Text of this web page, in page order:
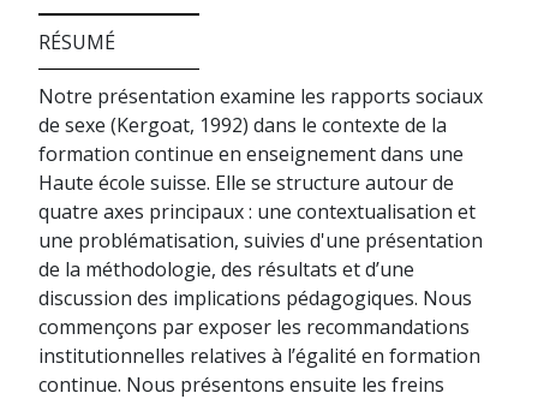
RÉSUMÉ
Notre présentation examine les rapports sociaux
de sexe (Kergoat, 1992) dans le contexte de la
formation continue en enseignement dans une
Haute école suisse. Elle se structure autour de
quatre axes principaux : une contextualisation et
une problématisation, suivies d'une présentation
de la méthodologie, des résultats et d’une
discussion des implications pédagogiques. Nous
commençons par exposer les recommandations
institutionnelles relatives à l’égalité en formation
continue. Nous présentons ensuite les freins